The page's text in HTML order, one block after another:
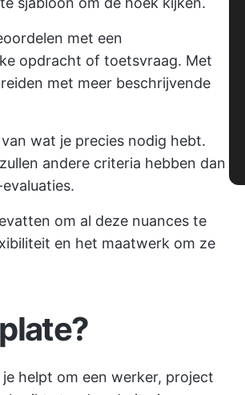
met een
opdracht of toetsvraag. Met
met meer beschrijvende
wat je precies nodig hebt.
andere criteria hebben dan
om al deze nuances te
en het maatwerk om ze
helpt om een werker, project